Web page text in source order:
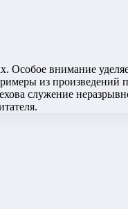
Особое внимание
из произведений
служение